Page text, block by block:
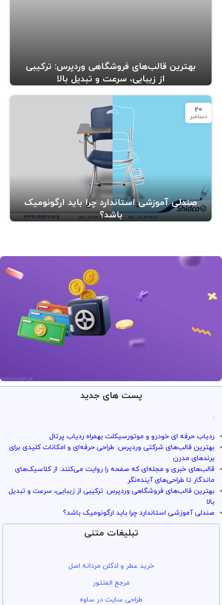
بهترین قالب‌های فروشگاهی وردپرس: ترکیبی
از زیبایی، سرعت و تبدیل بالا
20
دسامبر
صندلی آموزشی استاندارد چرا باید ارگونومیک
باشد؟
با خیال راحت میتونی از خدمات و سرویس ها استفاده کنی
پست های جدید
.
ردیاب حرفه ای خودرو و موتورسیکلت بهمراه ردیاب پرتال
بهترین قالب‌های شرکتی وردپرس: طراحی حرفه‌ای و امکانات کلیدی برای
برندهای مدرن
قالب‌های خبری و مجله‌ای که صفحه را روایت می‌کنند: از کلاسیک‌های
ماندگار تا طراحی‌های آینده‌نگر
بهترین قالب‌های فروشگاهی وردپرس: ترکیبی از زیبایی، سرعت و تبدیل
بالا
صندلی آموزشی استاندارد چرا باید ارگونومیک باشد؟
تبلیغات متنی
خرید عطر و ادکلن مردانه اصل
مرجع المنتور
طراحی سایت در ساوه